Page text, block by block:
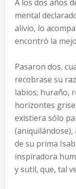
A los dos años
mental
alivio, lo
encontró la
Pasaron dos,
recobrase su
labios; huraño,
horizontes
existiera sólo
de su prima
inspiradora
y sutil, que, tal